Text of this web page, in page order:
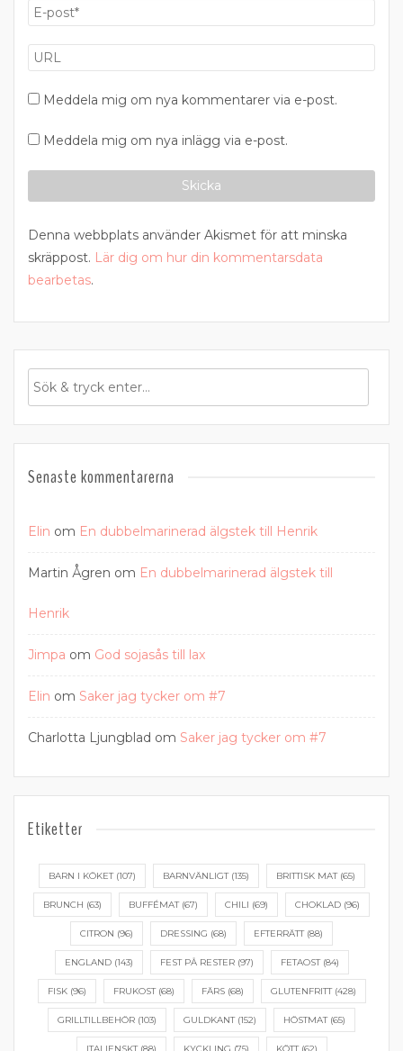
Meddela mig om nya kommentarer via e-post.
Meddela mig om nya inlägg via e-post.
Denna webbplats använder Akismet för att minska
skräppost. Lär dig om hur din kommentarsdata
bearbetas.
Senaste kommentarerna
Elin om En dubbelmarinerad älgstek till Henrik
Martin Ågren om En dubbelmarinerad älgstek till
Henrik
Jimpa om God sojasås till lax
Elin om Saker jag tycker om #7
Charlotta Ljungblad om Saker jag tycker om #7
Etiketter
BARN I KÖKET(107) BARNVÄNLIGT(135) BRITTISK MAT(65)
BRUNCH (63) BUFFÉMAT(67) CHILI (69) CHOKLAD (96)
CITRON (96) DRESSING (68) EFTERRÄTT(88)
ENGLAND(143) FEST PÅ RESTER(97) FETAOST(84)
FISK(96) FRUKOST(68) FÄRS(68) GLUTENFRITT(428)
GRILLTILLBEHÖR (103) GULDKANT(152) HÖSTMAT(65)